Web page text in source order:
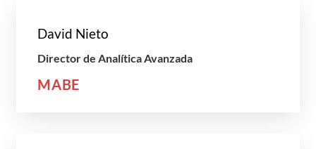
David Nieto
Director de Analítica Avanzada
MABE